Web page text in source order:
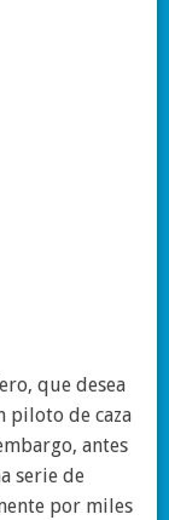
que desea
piloto de caza
antes
serie de
por miles